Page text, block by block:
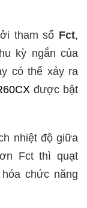
tham số Fct,
kỳ ngắn của
có thể xảy ra
được bật
nhiệt độ giữa
Fct thì quạt
chức năng